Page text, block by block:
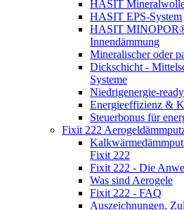
HASIT
HASIT EPS-System
HASIT
Innendämmung
Mineralischer oder
Dickschicht -
Systeme
Niedrigenergie-
Energieeffizienz &
Steuerbonus für
Fixit 222
Fixit 222
Fixit 222 - Die
Was sind Aerogele
Fixit 222 - FAQ
Auszeichnungen,